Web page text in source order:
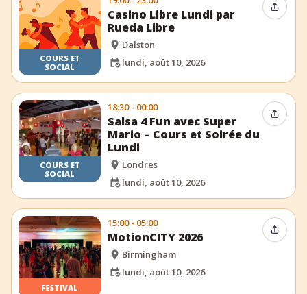
COURS ET
SOCIAL
Casino Libre Lundi par
Rueda Libre
Dalston
lundi, août 10, 2026
COURS ET
SOCIAL
18:30 - 00:00
Salsa 4 Fun avec Super
Mario – Cours et Soirée du
Lundi
Londres
lundi, août 10, 2026
FESTIVAL
15:00 - 05:00
MotionCITY 2026
Birmingham
lundi, août 10, 2026